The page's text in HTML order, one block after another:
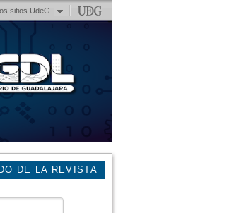
sitios UdeG
DE LA REVISTA